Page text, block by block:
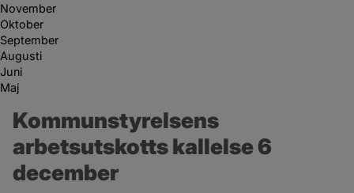
November
Oktober
September
Augusti
Juni
Maj
Kommunstyrelsens
arbetsutskotts kallelse 6
december